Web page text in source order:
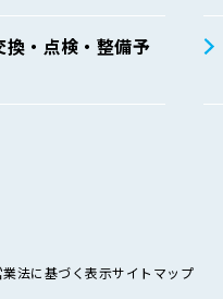
換・点検・整備予
業法に基づく表示サイトマップ